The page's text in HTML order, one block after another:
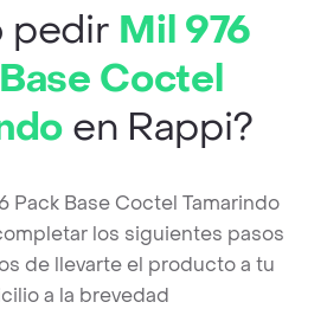
pedir Mil 976
Coctel
en Rappi?
Pack Base Coctel Tamarindo
los siguientes pasos
de llevarte el producto a tu
a la brevedad